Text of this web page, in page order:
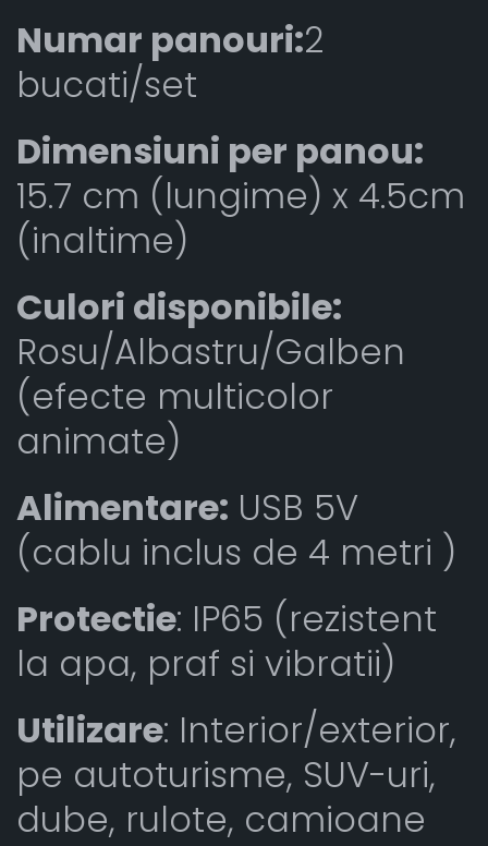
Numar panouri:2
bucati/set
Dimensiuni per panou:
15.7 cm (lungime) x 4.5cm
(inaltime)
Culori disponibile:
Rosu/Albastru/Galben
(efecte multicolor
animate)
Alimentare: USB 5V
(cablu inclus de 4 metri )
Protectie: IP65 (rezistent
la apa, praf si vibratii)
Utilizare: Interior/exterior,
pe autoturisme, SUV-uri,
dube, rulote, camioane